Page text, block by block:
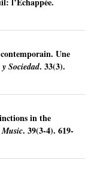
Une
Sociedad. 33(3).
in the
. 39(3-4). 619-